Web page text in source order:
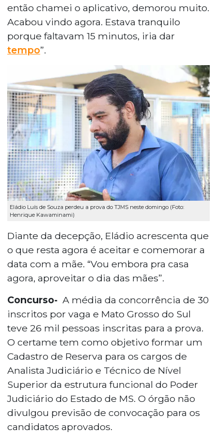
então chamei o aplicativo, demorou muito.
Acabou vindo agora. Estava tranquilo
porque faltavam 15 minutos, iria dar
tempo”.
Eládio Luís de Souza perdeu a prova do TJMS neste domingo (Foto:
Henrique Kawaminami)
Diante da decepção, Eládio acrescenta que
o que resta agora é aceitar e comemorar a
data com a mãe. “Vou embora pra casa
agora, aproveitar o dia das mães”.
Concurso- A média da concorrência de 30
inscritos por vaga e Mato Grosso do Sul
teve 26 mil pessoas inscritas para a prova.
O certame tem como objetivo formar um
Cadastro de Reserva para os cargos de
Analista Judiciário e Técnico de Nível
Superior da estrutura funcional do Poder
Judiciário do Estado de MS. O órgão não
divulgou previsão de convocação para os
candidatos aprovados.